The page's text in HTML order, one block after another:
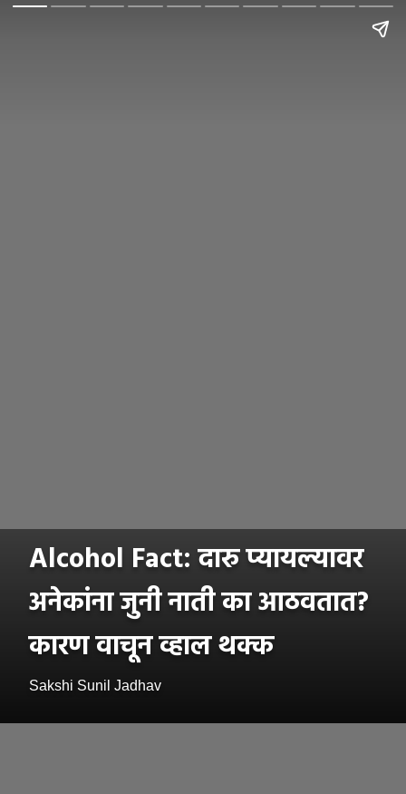
Alcohol Fact: दारु प्यायल्यावर
अनेकांना जुनी नाती का आठवतात?
कारण वाचून व्हाल थक्क
Sakshi Sunil Jadhav